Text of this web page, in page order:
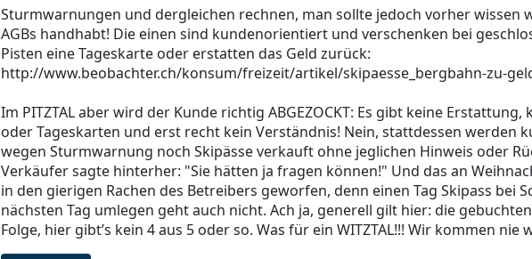
Sturmwarnungen und dergleichen rechnen, man sollte jedoch vorher wissen
AGBs handhabt! Die einen sind kundenorientiert und verschenken bei
Pisten eine Tageskarte oder erstatten das Geld zurück:
http://www.beobachter.ch/konsum/freizeit/artikel/skipaesse_bergbahn-zu-
Im PITZTAL aber wird der Kunde richtig ABGEZOCKT: Es gibt keine Erstattung,
oder Tageskarten und erst recht kein Verständnis! Nein, stattdessen werden
wegen Sturmwarnung noch Skipässe verkauft ohne jeglichen Hinweis oder
Verkäufer sagte hinterher: "Sie hätten ja fragen können!" Und das an
in den gierigen Rachen des Betreibers geworfen, denn einen Tag Skipass bei
nächsten Tag umlegen geht auch nicht. Ach ja, generell gilt hier: die
Folge, hier gibt’s kein 4 aus 5 oder so. Was für ein WITZTAL!!! Wir kommen nie